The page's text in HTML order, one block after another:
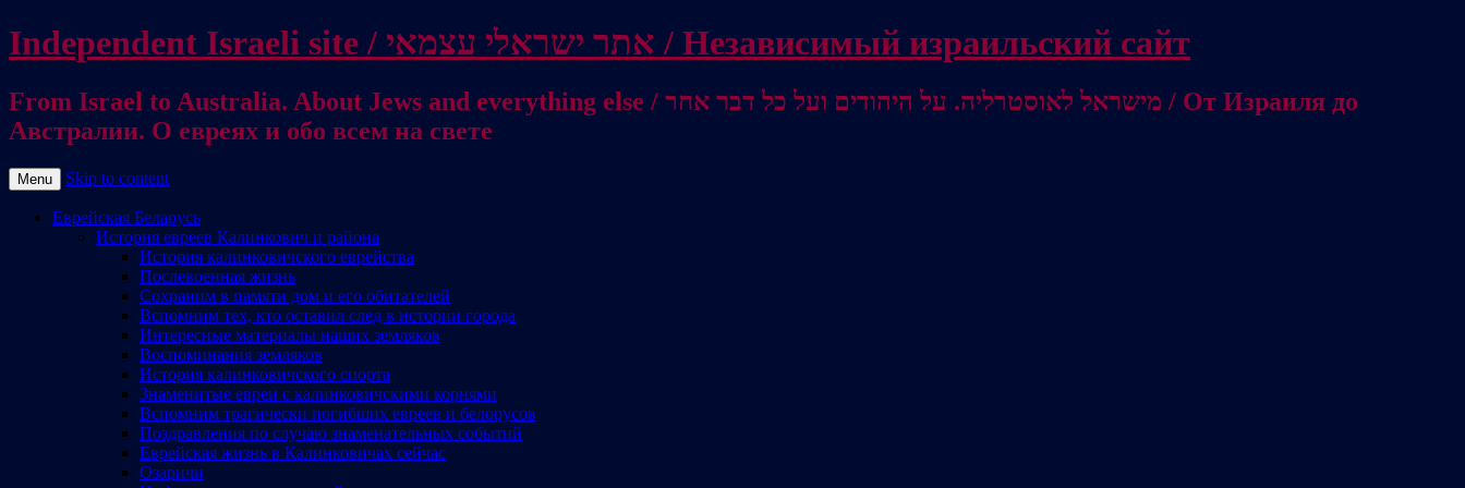
Independent Israeli site / אתר ישראלי עצמאי / Независимый израильский сайт
From Israel to Australia. About Jews and everything else / מישראל לאוסטרליה. על היהודים ועל כל דבר אחר / От Израиля до
Австралии. О евреях и обо всем на свете
Menu Skip to content
Еврейская Беларусь
История евреев Калинкович и района
История калинковичского еврейства
Послевоенная жизнь
Сохраним в памяти дом и его обитателей
Вспомним тех, кто оставил след в истории города
Интересные материалы наших земляков
Воспоминания земляков
История калинковичского спорта
Знаменитые евреи с калинковичскими корнями
Вспомним трагически погибших евреев и белорусов
Поздравления по случаю знаменательных событий
Еврейская жизнь в Калинковичах сейчас
Озаричи